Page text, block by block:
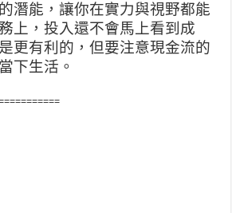
潛能，讓你在實力與視野都能
上，投入還不會馬上看到成
更有利的，但要注意現金流的
下生活。